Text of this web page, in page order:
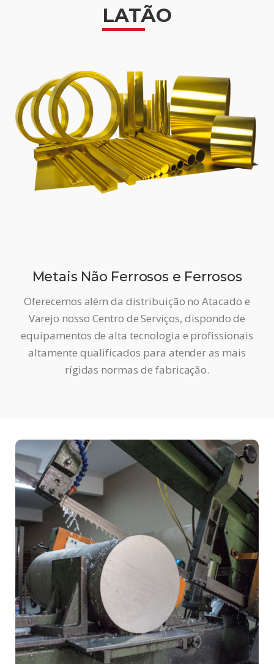
LATÃO
Metais Não Ferrosos e Ferrosos
Oferecemos além da distribuição no Atacado e
Varejo nosso Centro de Serviços, dispondo de
equipamentos de alta tecnologia e profissionais
altamente qualificados para atender as mais
rígidas normas de fabricação.